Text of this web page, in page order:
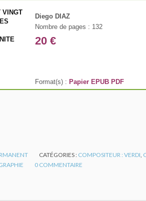
Diego DIAZ
Nombre de pages : 132
20 €
Format(s) : Papier EPUB PDF
CATÉGORIES : COMPOSITEUR : VERDI
0 COMMENTAIRE